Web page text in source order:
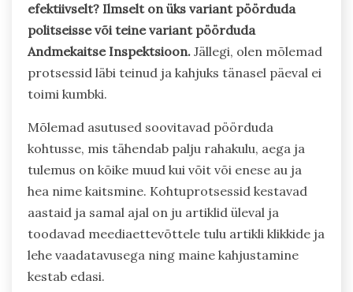
efektiivselt? Ilmselt on üks variant pöörduda
politseisse või teine variant pöörduda
Andmekaitse Inspektsioon. Jällegi, olen mõlemad
protsessid läbi teinud ja kahjuks tänasel päeval ei
toimi kumbki.
Mõlemad asutused soovitavad pöörduda
kohtusse, mis tähendab palju rahakulu, aega ja
tulemus on kõike muud kui võit või enese au ja
hea nime kaitsmine. Kohtuprotsessid kestavad
aastaid ja samal ajal on ju artiklid üleval ja
toodavad meediaettevõttele tulu artikli klikkide ja
lehe vaadatavusega ning maine kahjustamine
kestab edasi.